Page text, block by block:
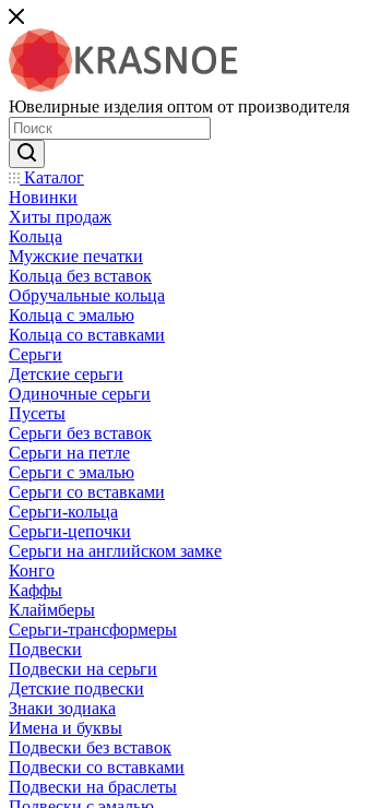
Ювелирные изделия оптом от производителя
Каталог
Новинки
Хиты продаж
Кольца
Мужские печатки
Кольца без вставок
Обручальные кольца
Кольца с эмалью
Кольца со вставками
Серьги
Детские серьги
Одиночные серьги
Пусеты
Серьги без вставок
Серьги на петле
Серьги с эмалью
Серьги со вставками
Серьги-кольца
Серьги-цепочки
Серьги на английском замке
Конго
Каффы
Клаймберы
Серьги-трансформеры
Подвески
Подвески на серьги
Детские подвески
Знаки зодиака
Имена и буквы
Подвески без вставок
Подвески со вставками
Подвески на браслеты